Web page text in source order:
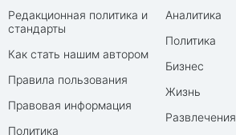
Редакционная политика и
стандарты
Как стать нашим автором
Правила пользования
Правовая информация
Политика
Аналитика
Политика
Бизнес
Жизнь
Развлечения